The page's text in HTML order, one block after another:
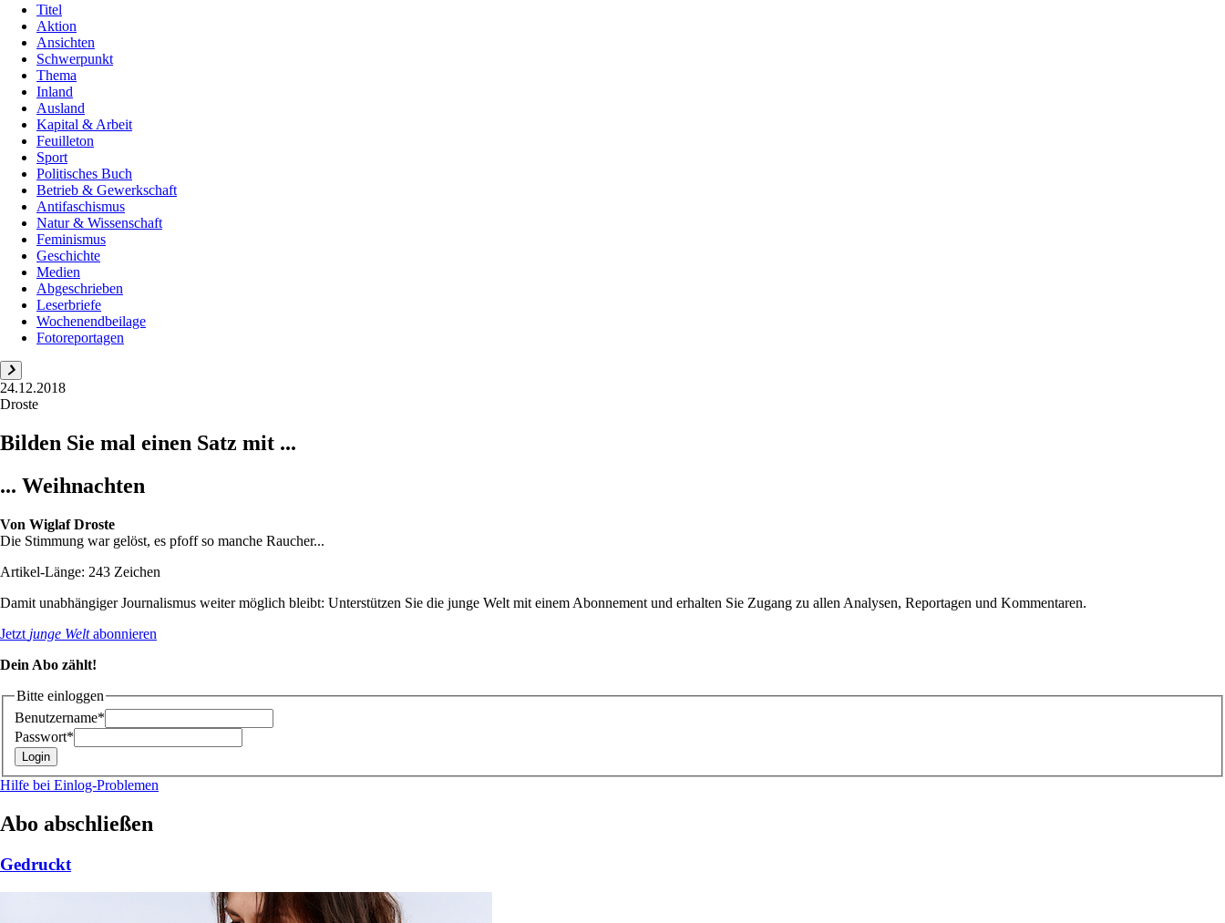
Titel
Aktion
Ansichten
Schwerpunkt
Thema
Inland
Ausland
Kapital & Arbeit
Feuilleton
Sport
Politisches Buch
Betrieb & Gewerkschaft
Antifaschismus
Natur & Wissenschaft
Feminismus
Geschichte
Medien
Abgeschrieben
Leserbriefe
Wochenendbeilage
Fotoreportagen
24.12.2018
Droste
Bilden Sie mal einen Satz mit ...
... Weihnachten
Von Wiglaf Droste
Die Stimmung war gelöst, es pfoff so manche Raucher...
Artikel-Länge: 243 Zeichen
Damit unabhängiger Journalismus weiter möglich bleibt: Unterstützen Sie die junge Welt mit einem Abonnement und erhalten Sie Zugang zu allen Analysen, Reportagen und Kommentaren.
Jetzt junge Weltabonnieren
Dein Abo zählt!
Bitte einloggen
Benutzername*
Passwort*
Hilfe bei Einlog-Problemen
Abo abschließen
Gedruckt